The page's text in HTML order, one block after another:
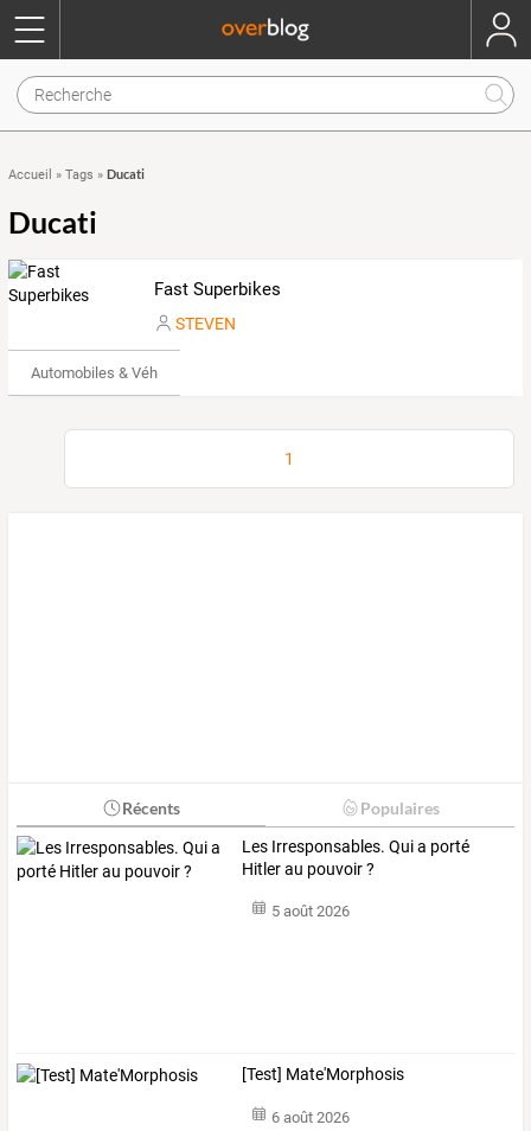
Accueil » Tags » Ducati
Ducati
Fast Superbikes
STEVEN
Automobiles & Véhicules
1
Récents Populaires
Les Irresponsables. Qui a porté
Hitler au pouvoir ?
5 août 2026
[Test] Mate'Morphosis
6 août 2026